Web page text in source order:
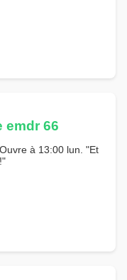
emdr 66
à 13:00 lun. "Et